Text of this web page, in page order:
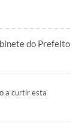
do Prefeito
a curtir esta